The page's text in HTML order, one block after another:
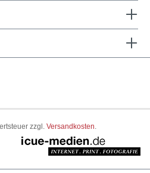
zzgl. Versandkosten.